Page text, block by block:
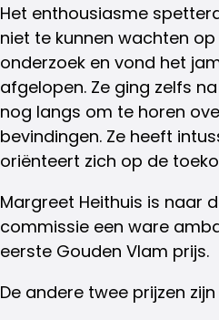
Het enthousiasme
niet te kunnen wachten
onderzoek en vond het
afgelopen. Ze ging zelfs
nog langs om te horen
bevindingen. Ze heeft
oriënteert zich op de
Margreet Heithuis is naar
commissie een ware
eerste Gouden Vlam prijs.
De andere twee prijzen